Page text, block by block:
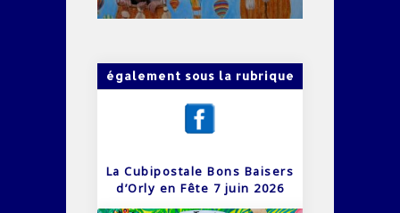
également sous la rubrique
La Cubipostale Bons Baisers
d’Orly en Fête 7 juin 2026